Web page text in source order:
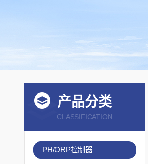
产品分类
CLASSIFICATION
PH/ORP控制器